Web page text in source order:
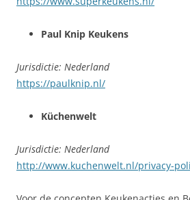
Paul Knip Keukens
Jurisdictie: Nederland
https://paulknip.nl/
Küchenwelt
Jurisdictie: Nederland
http://www.kuchenwelt.nl/privacy-